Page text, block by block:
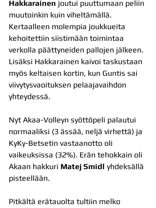
Hakkarainen joutui puuttumaan peliin
muutoinkin kuin viheltämällä.
Kertaalleen molempia joukkueita
kehoitettiin siistimään toimintaa
verkolla päättyneiden pallojen jälkeen.
Lisäksi Hakkarainen kaivoi taskustaan
myös keltaisen kortin, kun Guntis sai
viivytysvaoituksen pelaajavaihdon
yhteydessä.
Nyt Akaa-Volleyn syöttöpeli palautui
normaaliksi (3 ässää, neljä virhettä) ja
KyKy-Betsetin vastaanotto oli
vaikeuksissa (32%). Erän tehokkain oli
Akaan hakkuri Matej Smidl yhdeksällä
pisteellään.
Pitkältä erätauolta tultiin melko